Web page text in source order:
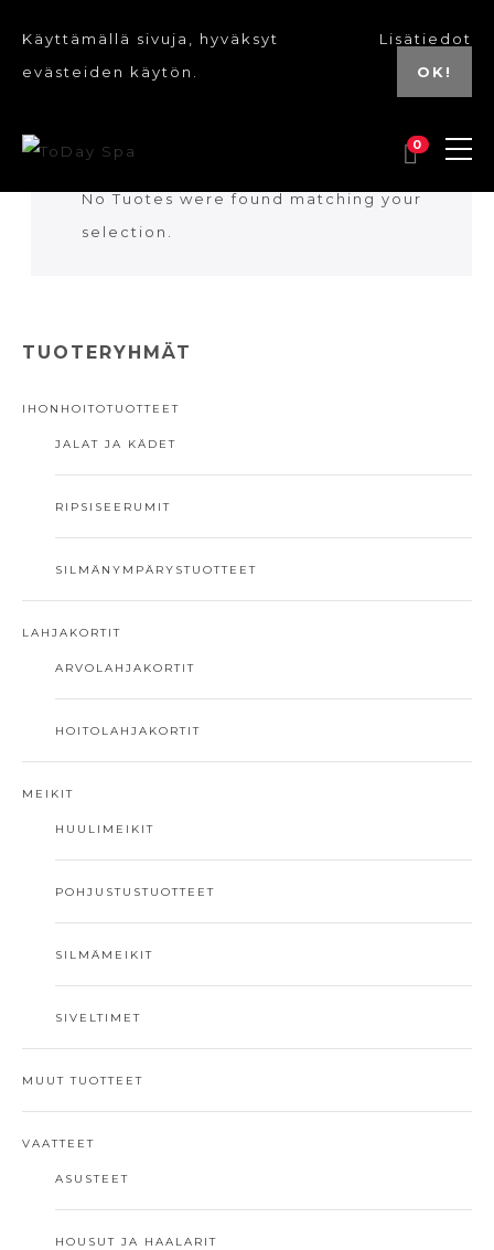
Käyttämällä sivuja, hyväksyt
evästeiden käytön.
Lisätiedot
OK!
0
No Tuotes were found matching your
selection.
TUOTERYHMÄT
IHONHOITOTUOTTEET
JALAT JA KÄDET
RIPSISEERUMIT
SILMÄNYMPÄRYSTUOTTEET
LAHJAKORTIT
ARVOLAHJAKORTIT
HOITOLAHJAKORTIT
MEIKIT
HUULIMEIKIT
POHJUSTUSTUOTTEET
SILMÄMEIKIT
SIVELTIMET
MUUT TUOTTEET
VAATTEET
ASUSTEET
HOUSUT JA HAALARIT